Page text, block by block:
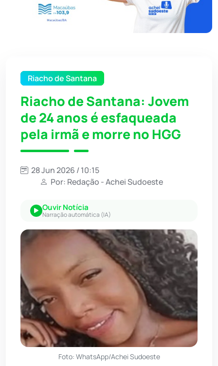
Riacho de Santana
Riacho de Santana: Jovem
de 24 anos é esfaqueada
pela irmã e morre no HGG
28 Jun 2026 / 10:15
Por: Redação - Achei Sudoeste
Ouvir Notícia
Narração automática (IA)
Foto: WhatsApp/Achei Sudoeste